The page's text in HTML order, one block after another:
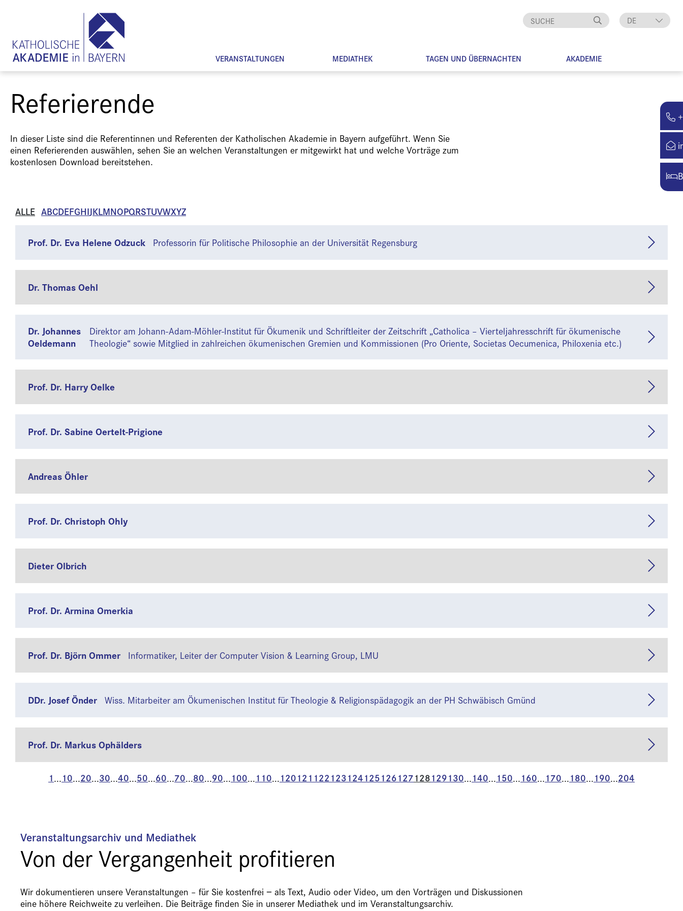
DE
VERANSTALTUNGEN MEDIATHEK TAGEN UND ÜBERNACHTEN AKADEMIE
Referierende
In dieser Liste sind die Referentinnen und Referenten der Katholischen Akademie in Bayern aufgeführt. Wenn Sie
einen Referierenden auswählen, sehen Sie an welchen Veranstaltungen er mitgewirkt hat und welche Vorträge zum
kostenlosen Download bereitstehen.
ALLE ABCDEFGHIJKLMNOPQRSTUVWXYZ
Prof. Dr. Eva Helene Odzuck Professorin für Politische Philosophie an der Universität Regensburg
Dr. Thomas Oehl
Dr. Johannes
Oeldemann
Direktor am Johann-Adam-Möhler-Institut für Ökumenik und Schriftleiter der Zeitschrift „Catholica – Vierteljahresschrift für ökumenische
Theologie“ sowie Mitglied in zahlreichen ökumenischen Gremien und Kommissionen (Pro Oriente, Societas Oecumenica, Philoxenia etc.)
Prof. Dr. Harry Oelke
Prof. Dr. Sabine Oertelt-Prigione
Andreas Öhler
Prof. Dr. Christoph Ohly
Dieter Olbrich
Prof. Dr. Armina Omerkia
Prof. Dr. Björn Ommer Informatiker, Leiter der Computer Vision & Learning Group, LMU
DDr. Josef Önder Wiss. Mitarbeiter am Ökumenischen Institut für Theologie & Religionspädagogik an der PH Schwäbisch Gmünd
Prof. Dr. Markus Ophälders
1...10...20...30...40...50...60...70...80...90...100...110...120121 122 123124125126127128129130...140...150...160...170...180...190...204
Veranstaltungsarchiv und Mediathek
Von der Vergangenheit profitieren
Wir dokumentieren unsere Veranstaltungen – für Sie kostenfrei − als Text, Audio oder Video, um den Vorträgen und Diskussionen
eine höhere Reichweite zu verleihen. Die Beiträge finden Sie in unserer Mediathek und im Veranstaltungsarchiv.